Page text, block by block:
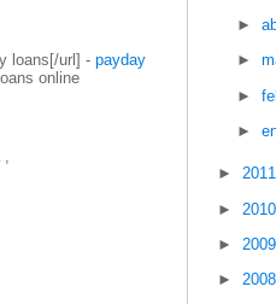
loans[/url] - payday
online
,
►
►
►
►
►
►
►
►